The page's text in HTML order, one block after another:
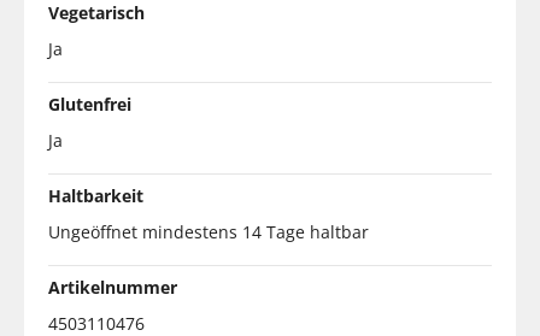
Vegetarisch
Ja
Glutenfrei
Ja
Haltbarkeit
Ungeöffnet mindestens 14 Tage haltbar
Artikelnummer
4503110476